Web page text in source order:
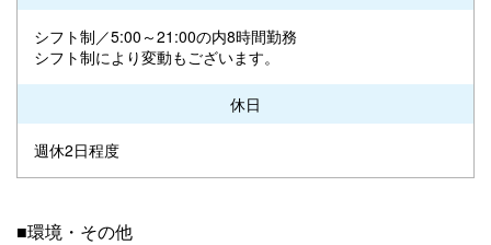
シフト制／5:00～21:00の内8時間勤務
シフト制により変動もございます。
休日
週休2日程度
■環境・その他